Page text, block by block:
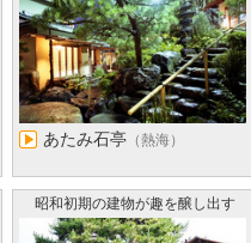
あたみ石亭 （熱海）
昭和初期の建物が趣を醸し出す